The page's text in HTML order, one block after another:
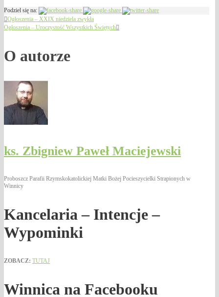
Podziel się na:
Ogłoszenia – XXIX niedziela zwykła
Ogłoszenia – Uroczystość Wszystkich Świętych
O autorze
ks. Zbigniew Paweł Maciejewski
Proboszcz Parafii Rzymskokatolickiej Matki Bożej Pocieszycielki Strapionych w
Winnicy
Kancelaria – Intencje –
Wypominki
ZOBACZ: TUTAJ
Winnica na Facebooku